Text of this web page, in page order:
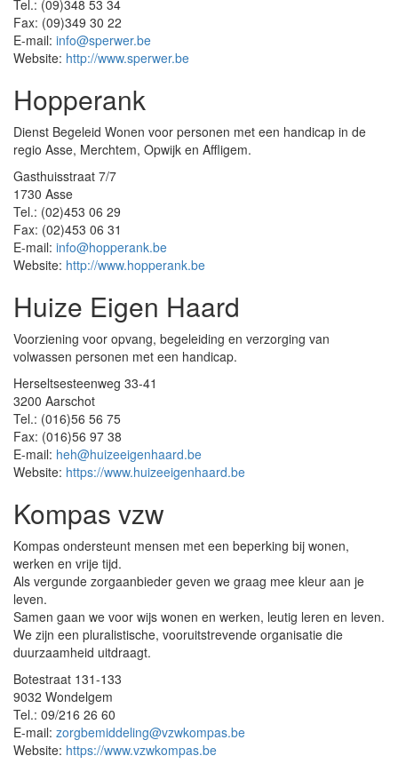
Tel.: (09)348 53 34
Fax: (09)349 30 22
E-mail: info@sperwer.be
Website: http://www.sperwer.be
Hopperank
Dienst Begeleid Wonen voor personen met een handicap in de
regio Asse, Merchtem, Opwijk en Affligem.
Gasthuisstraat 7/7
1730 Asse
Tel.: (02)453 06 29
Fax: (02)453 06 31
E-mail: info@hopperank.be
Website: http://www.hopperank.be
Huize Eigen Haard
Voorziening voor opvang, begeleiding en verzorging van
volwassen personen met een handicap.
Herseltsesteenweg 33-41
3200 Aarschot
Tel.: (016)56 56 75
Fax: (016)56 97 38
E-mail: heh@huizeeigenhaard.be
Website: https://www.huizeeigenhaard.be
Kompas vzw
Kompas ondersteunt mensen met een beperking bij wonen,
werken en vrije tijd.
Als vergunde zorgaanbieder geven we graag mee kleur aan je
leven.
Samen gaan we voor wijs wonen en werken, leutig leren en leven.
We zijn een pluralistische, vooruitstrevende organisatie die
duurzaamheid uitdraagt.
Botestraat 131-133
9032 Wondelgem
Tel.: 09/216 26 60
E-mail: zorgbemiddeling@vzwkompas.be
Website: https://www.vzwkompas.be